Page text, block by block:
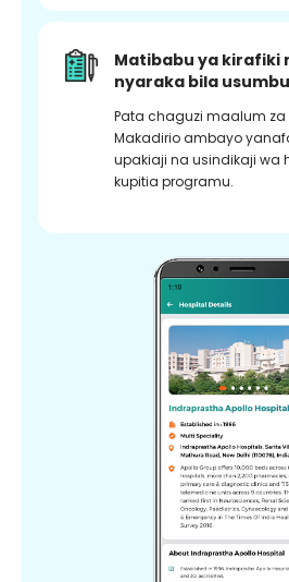
Matibabu ya kirafiki
nyaraka bila
Pata chaguzi maalum
Makadirio ambayo
upakiaji na usindikaji wa
kupitia programu.